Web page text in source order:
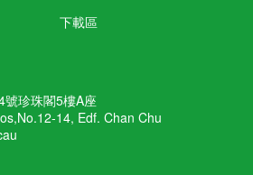
下載區
珍珠閣5樓A座
14, Edf. Chan Chu